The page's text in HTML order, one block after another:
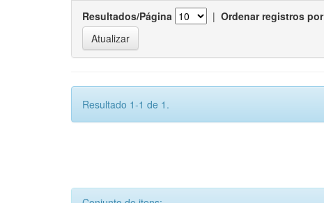
Resultados/Página | Ordenar registros por
Resultado 1-1 de 1.